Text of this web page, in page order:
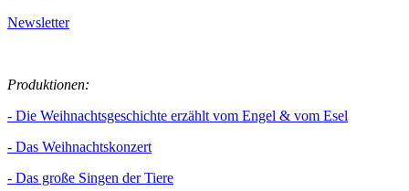
Newsletter
Produktionen:
- Die Weihnachtsgeschichte erzählt vom Engel & vom Esel
- Das Weihnachtskonzert
- Das große Singen der Tiere